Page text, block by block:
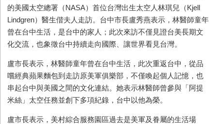
的美國太空總署（NASA）首位台灣出生太空人林琪兒（Kjell
Lindgren）醫生偕夫人走訪。台中市長盧秀燕表示，林醫師童年
曾在台中生活，是台中的家人；此次來訪不僅見證台美長期文
化交流，也象徵台中持續走向國際、讓世界看見台灣。
盧市長表示，林醫師童年曾在台中生活，此次重返台中，從品
嚐經典蘋果麵包到走訪原美軍俱樂部，不僅喚起個人記憶，也
串起台中與美國之間的文化連結。她表示林醫師曾參與「阿提
米絲」太空任務並創下多項紀錄，台中以他為榮。
盧市長表示，美村綜合服務園區過去是美軍及眷屬的生活場